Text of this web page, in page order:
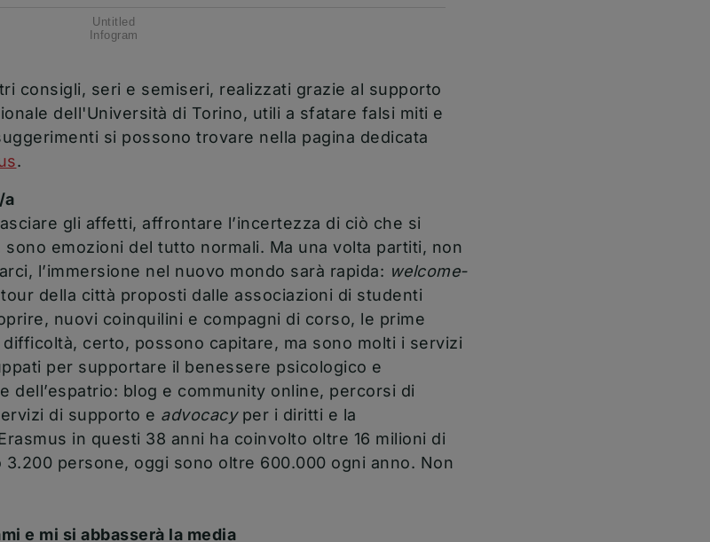
Untitled
Sì (questa volta)
Manage privacy settings
Untitled
Infogram
consigli, seri e semiseri, realizzati grazie al supporto
dell'Università di Torino, utili a sfatare falsi miti e
si possono trovare nella pagina dedicata
(apre una nuova finestra)
.
a
gli affetti, affrontare l’incertezza di ciò che si
emozioni del tutto normali. Ma una volta partiti, non
l’immersione nel nuovo mondo sarà rapida: welcome-
della città proposti dalle associazioni di studenti
nuovi coinquilini e compagni di corso, le prime
certo, possono capitare, ma sono molti i servizi
per supportare il benessere psicologico e
dell’espatrio: blog e community online, percorsi di
di supporto e advocacyper i diritti e la
in questi 38 anni ha coinvolto oltre 16 milioni di
3.200 persone, oggi sono oltre 600.000 ogni anno. Non
e mi si abbasserà la media